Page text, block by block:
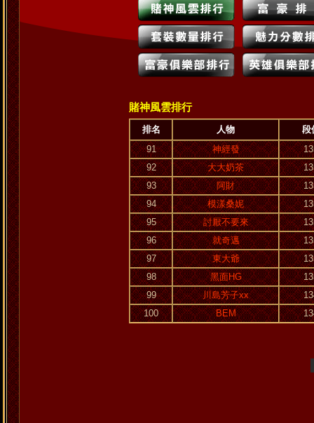
賭神風雲排行
排名 人物
段
91
神經發
92
大大奶茶
93
阿財
94
模漾桑妮
95
討厭不要來
96
就奇邁
97
東大爺
98
黑面HG
99
川島芳子xx
100
BEM